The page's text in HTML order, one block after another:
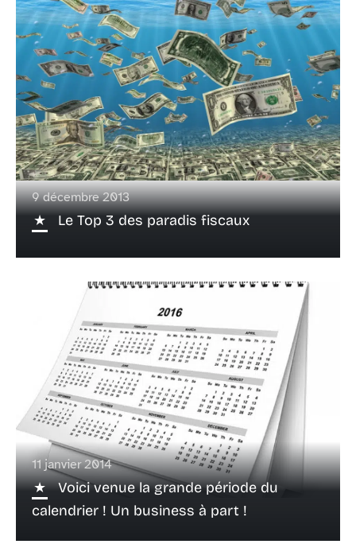
9 décembre 2013
Le Top 3 des paradis fiscaux
11 janvier 2014
Voici venue la grande période du
calendrier ! Un business à part !